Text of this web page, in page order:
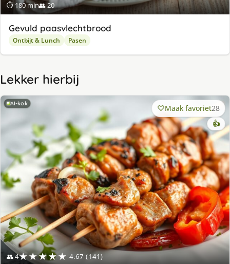
⏱ 180 min👥 20
Gevuld paasvlechtbrood
Ontbijt & Lunch Pasen
Lekker hierbij
AI-kok
👥 4★★★★★ 4.67 (141)
Maak favoriet28
👍